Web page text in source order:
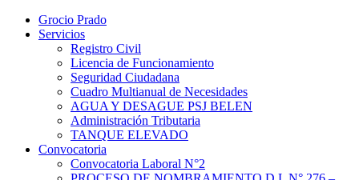
Grocio Prado
Servicios
Registro Civil
Licencia de Funcionamiento
Seguridad Ciudadana
Cuadro Multianual de Necesidades
AGUA Y DESAGUE PSJ BELEN
Administración Tributaria
TANQUE ELEVADO
Convocatoria
Convocatoria Laboral N°2